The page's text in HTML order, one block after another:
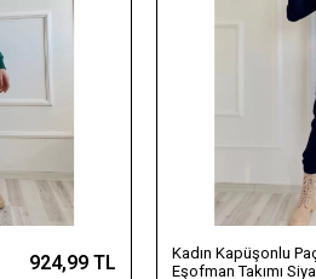
924,99 TL
Kadın Kapüşonlu
Eşofman Takımı